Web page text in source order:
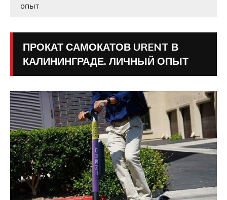
опыт
ПРОКАТ САМОКАТОВ URENT В
КАЛИНИНГРАДЕ. ЛИЧНЫЙ ОПЫТ